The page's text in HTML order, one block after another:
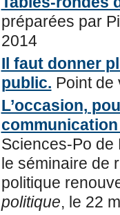
préparées par
2014
Il faut donner
public. Point
L’occasion,
Sciences-Po de
le séminaire de
politique
politique, le 22